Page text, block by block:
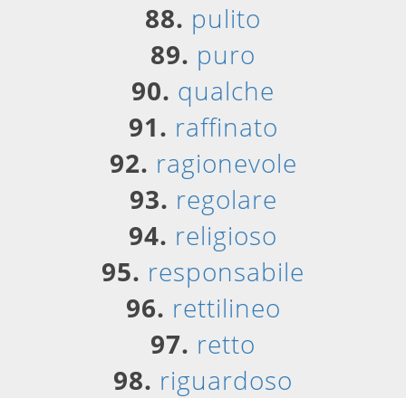
88. pulito
89. puro
90. qualche
91. raffinato
92. ragionevole
93. regolare
94. religioso
95. responsabile
96. rettilineo
97. retto
98. riguardoso